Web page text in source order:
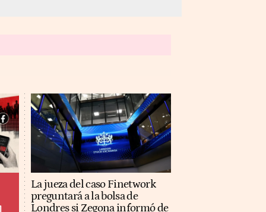
La jueza del caso Finetwork
preguntará a la bolsa de
Londres si Zegona informó de